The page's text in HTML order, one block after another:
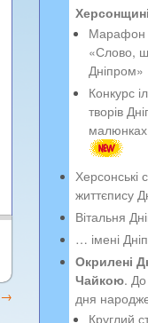
→
Херсонщині
Марафон
«Слово,
Дніпром»
Конкурс
творів
малюнках
Херсонські
життєпису
Вітальня
… імені
Окрилені
Чайкою. До
дня
Круглий